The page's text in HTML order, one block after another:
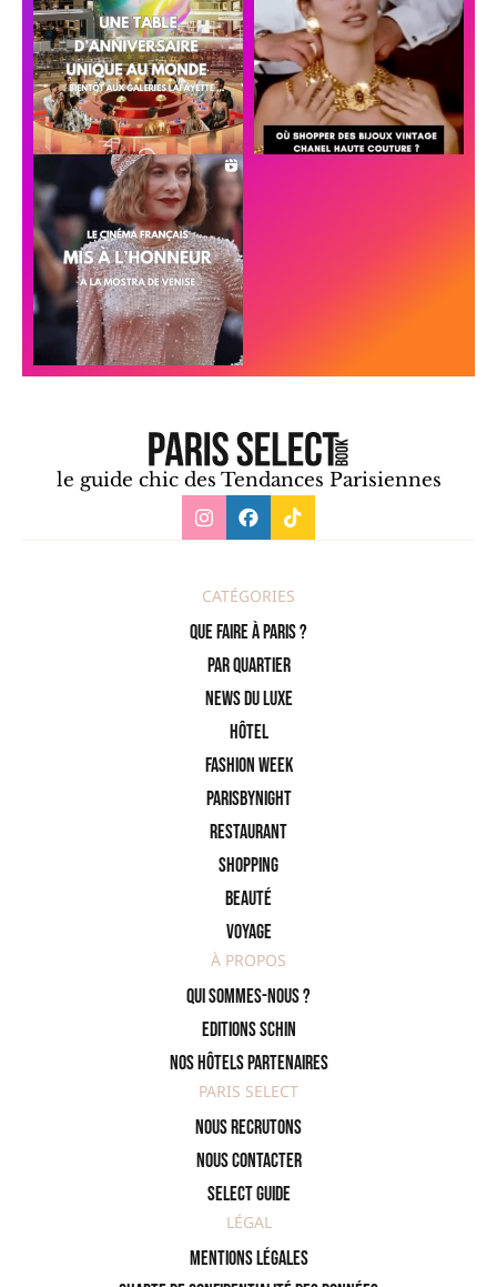
le guide chic des Tendances Parisiennes
CATÉGORIES
Que faire à Paris ?
PAR QUARTIER
News du Luxe
Hôtel
Fashion Week
ParisByNight
Restaurant
Shopping
Beauté
Voyage
À PROPOS
Qui sommes-nous ?
Editions SCHIN
Nos hôtels partenaires
PARIS SELECT
Nous recrutons
Nous contacter
Select Guide
LÉGAL
Mentions légales